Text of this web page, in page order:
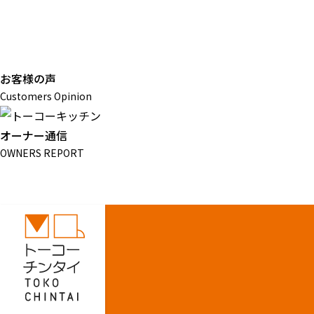
お客様の声
Customers Opinion
オーナー通信
OWNERS REPORT